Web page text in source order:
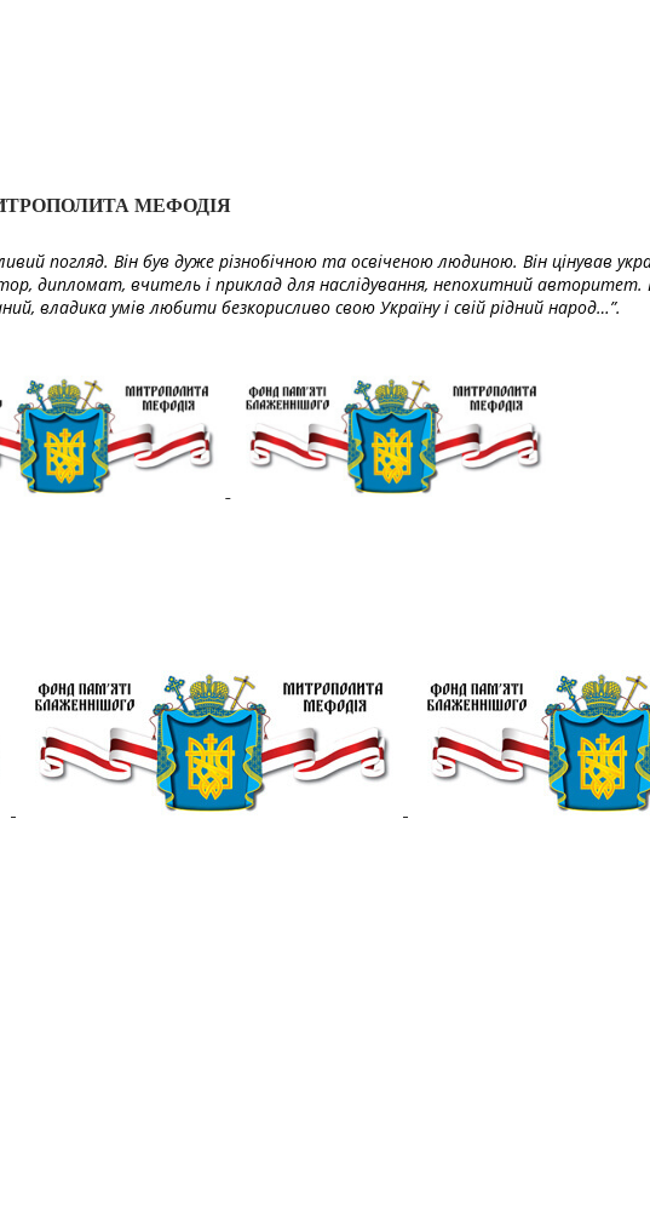
МЕФОДІЯ
погляд. Він був дуже різнобічною та освіченою людиною. Він цінував
дипломат, вчитель і приклад для наслідування, непохитний
владика умів любити безкорисливо свою Україну і свій рідний народ…”.